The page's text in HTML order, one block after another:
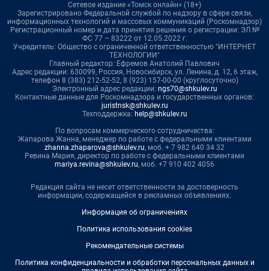
Сетевое издание «Томск онлайн» (18+)
Зарегистрировано Федеральной службой по надзору в сфере связи,
информационных технологий и массовых коммуникаций (Роскомнадзор)
Регистрационный номер и дата принятия решения о регистрации: ЭЛ №
ФС 77 – 83222 от 12.05.2022 г.
Учредитель: Общество с ограниченной ответственностью "ИНТЕРНЕТ
ТЕХНОЛОГИИ"
Главный редактор: Ефремов Анатолий Павлович
Адрес редакции: 630099, Россия, Новосибирск, ул. Ленина, д. 12, 6 этаж,
телефон 8 (383) 212-52-52, 8 (923) 157-00-00 (круглосуточно)
Электронный адрес редакции: ngs70@shkulev.ru
Контактные данные для Роскомнадзора и государственных органов:
juristnsk@shkulev.ru
Техподдержка: help@shkulev.ru
По вопросам коммерческого сотрудничества:
Жапарова Жанна, менеджер по работе с федеральными клиентами
zhanna.zhaparova@shkulev.ru, моб. + 7 982 640 34 32
Ревина Мария, директор по работе с федеральными клиентами
mariya.revina@shkulev.ru, моб. +7 910 402 4056
Редакция сайта не несет ответственности за достоверность
информации, содержащейся в рекламных объявлениях.
Информация об ограничениях
Политика использования cookies
Рекомендательные системы
Политика конфиденциальности и обработки персональных данных и